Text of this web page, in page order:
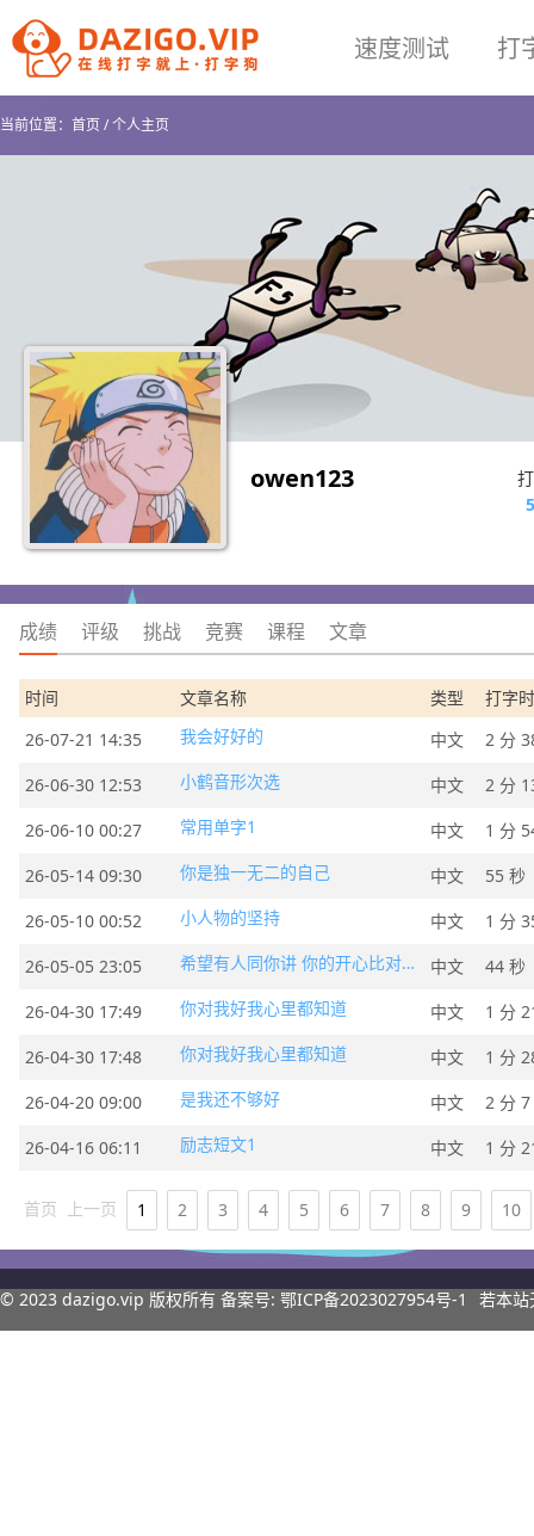
速度测试 打
当前位置： 首页/个人主页
owen123
成绩 评级 挑战 竞赛 课程 文章
时间 文章名称 类型
打字
26-07-21 14:35
我会好好的 中文
2 分
26-06-30 12:53
小鹤音形次选 中文
2 分
26-06-10 00:27
常用单字1 中文
1 分
26-05-14 09:30
你是独一无二的自己 中文
55 秒
26-05-10 00:52
小人物的坚持 中文
1 分
26-05-05 23:05
希望有人同你讲 你的开心比对错更重要 中文
44 秒
26-04-30 17:49
你对我好我心里都知道 中文
1 分
26-04-30 17:48
你对我好我心里都知道 中文
1 分
26-04-20 09:00
是我还不够好 中文
2 分
26-04-16 06:11
励志短文1 中文 1 分
首页 上一页 1 2 3 4 5 6 7 8 9 10
© 2023 dazigo.vip 版权所有 备案号: 鄂ICP备2023027954号-1 若本